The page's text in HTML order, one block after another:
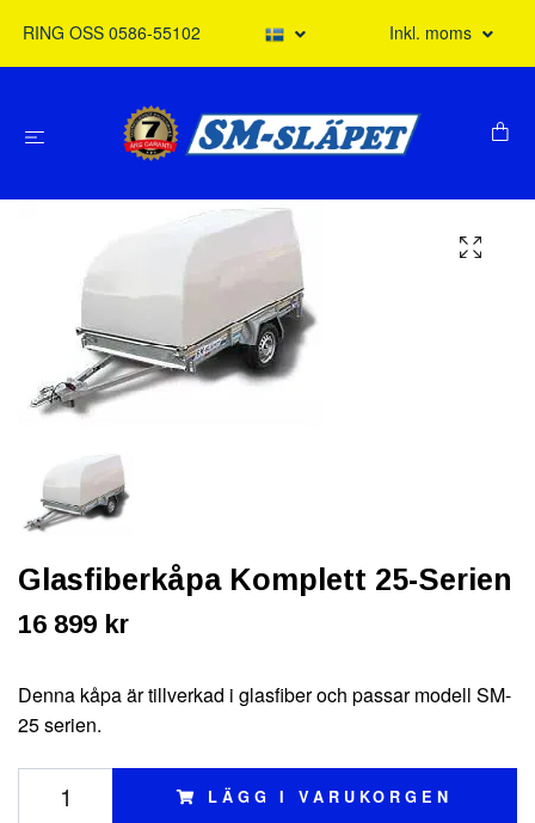
RING OSS 0586-55102 Inkl. moms
Glasfiberkåpa Komplett 25-Serien
16 899 kr
Denna kåpa är tillverkad i glasfiber och passar modell SM-
25 serien.
LÄGG I VARUKORGEN